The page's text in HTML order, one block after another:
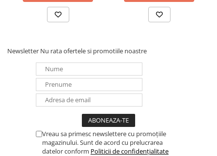
Panouri portabile
Diverse
Intrerupatoare si prize
Dulapuri pentru cablare
structurata
Tablouri electrice
Lumina (Becuri si Lanterne)
Newsletter Nu rata ofertele si promotiile noastre
Vreau sa primesc newslettere cu promoțiile
magazinului. Sunt de acord cu prelucrarea
datelor conform Politicii de confidențialitate